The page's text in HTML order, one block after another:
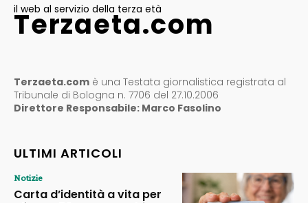
il web al servizio della terza età
Terzaeta.com
Terzaeta.com è una Testata giornalistica registrata al
Tribunale di Bologna n. 7706 del 27.10.2006
Direttore Responsabile: Marco Fasolino
ULTIMI ARTICOLI
Notizie
Carta d’identità a vita per